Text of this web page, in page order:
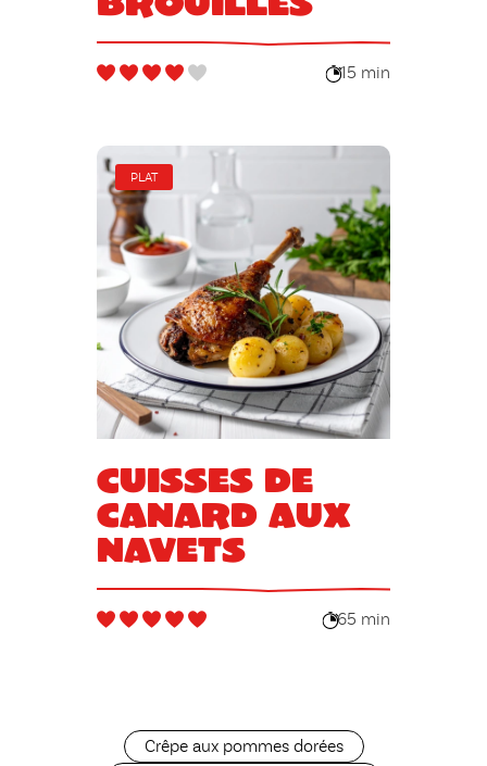
15 min
PLAT
Cuisses de
canard aux
navets
65 min
Crêpe aux pommes dorées